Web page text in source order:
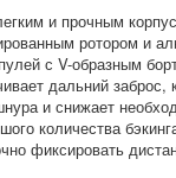
и прочным
ротором и
с V-образным
дальний заброс,
и снижает
количества
фиксировать